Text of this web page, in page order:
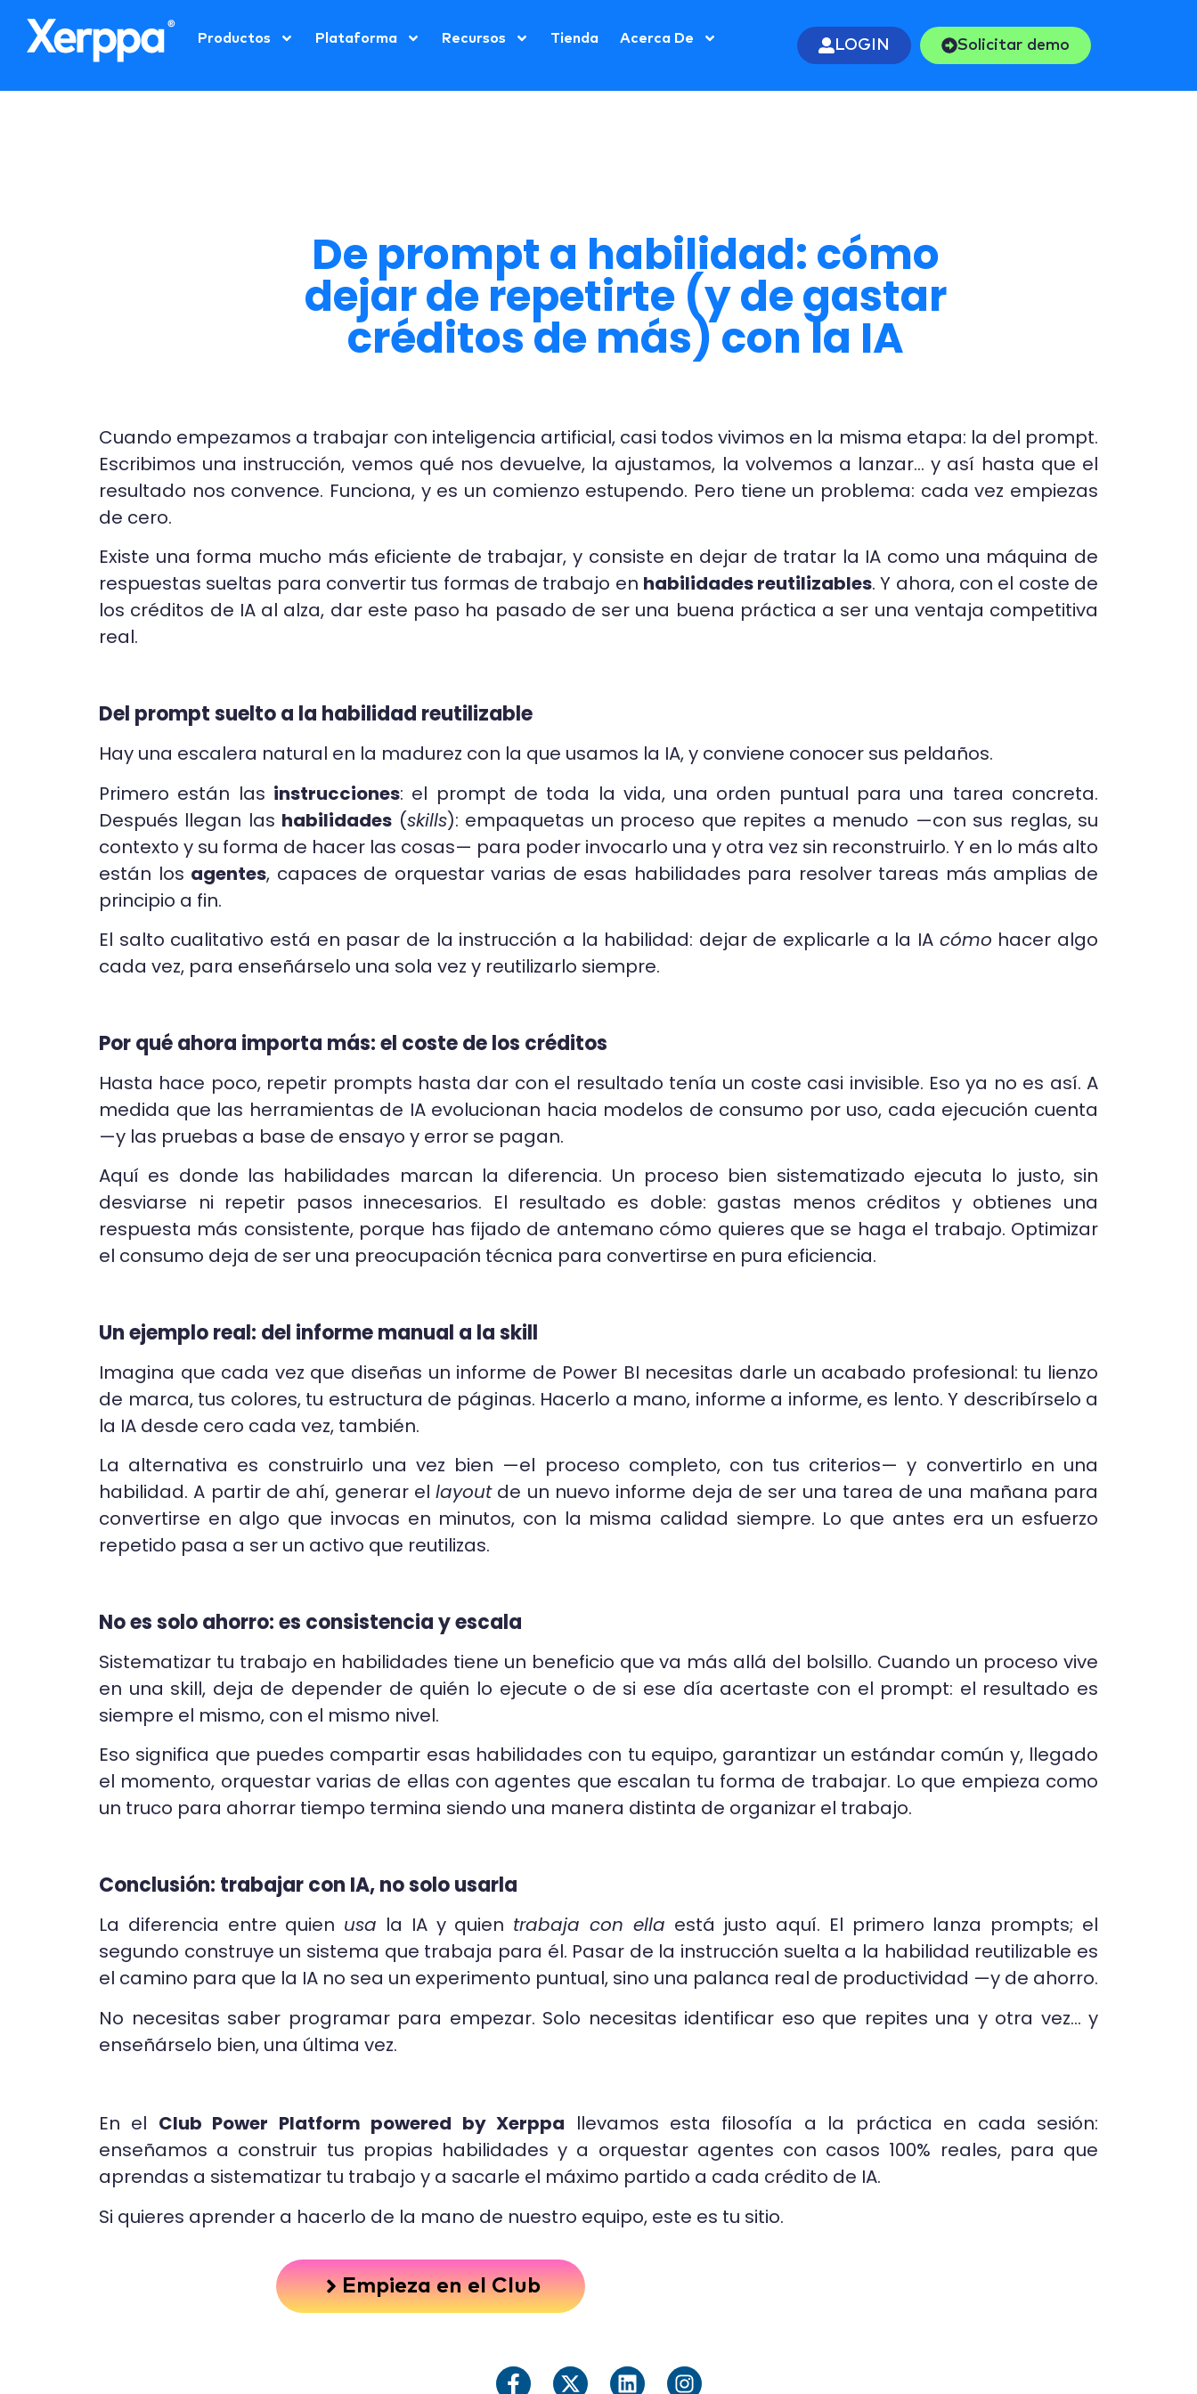
Productos Plataforma Recursos Tienda Acerca De LOGIN Solicitar demo
De prompt a habilidad: cómo
dejar de repetirte (y de gastar
créditos de más) con la IA
Cuando empezamos a trabajar con inteligencia artificial, casi todos vivimos en la misma etapa: la del prompt.
Escribimos una instrucción, vemos qué nos devuelve, la ajustamos, la volvemos a lanzar… y así hasta que el
resultado nos convence. Funciona, y es un comienzo estupendo. Pero tiene un problema: cada vez empiezas
de cero.
Existe una forma mucho más eficiente de trabajar, y consiste en dejar de tratar la IA como una máquina de
respuestas sueltas para convertir tus formas de trabajo en habilidades reutilizables. Y ahora, con el coste de
los créditos de IA al alza, dar este paso ha pasado de ser una buena práctica a ser una ventaja competitiva
real.
Del prompt suelto a la habilidad reutilizable
Hay una escalera natural en la madurez con la que usamos la IA, y conviene conocer sus peldaños.
Primero están las instrucciones: el prompt de toda la vida, una orden puntual para una tarea concreta.
Después llegan las habilidades (skills): empaquetas un proceso que repites a menudo —con sus reglas, su
contexto y su forma de hacer las cosas— para poder invocarlo una y otra vez sin reconstruirlo. Y en lo más alto
están los agentes, capaces de orquestar varias de esas habilidades para resolver tareas más amplias de
principio a fin.
El salto cualitativo está en pasar de la instrucción a la habilidad: dejar de explicarle a la IA cómo hacer algo
cada vez, para enseñárselo una sola vez y reutilizarlo siempre.
Por qué ahora importa más: el coste de los créditos
Hasta hace poco, repetir prompts hasta dar con el resultado tenía un coste casi invisible. Eso ya no es así. A
medida que las herramientas de IA evolucionan hacia modelos de consumo por uso, cada ejecución cuenta
—y las pruebas a base de ensayo y error se pagan.
Aquí es donde las habilidades marcan la diferencia. Un proceso bien sistematizado ejecuta lo justo, sin
desviarse ni repetir pasos innecesarios. El resultado es doble: gastas menos créditos y obtienes una
respuesta más consistente, porque has fijado de antemano cómo quieres que se haga el trabajo. Optimizar
el consumo deja de ser una preocupación técnica para convertirse en pura eficiencia.
Un ejemplo real: del informe manual a la skill
Imagina que cada vez que diseñas un informe de Power BI necesitas darle un acabado profesional: tu lienzo
de marca, tus colores, tu estructura de páginas. Hacerlo a mano, informe a informe, es lento. Y describírselo a
la IA desde cero cada vez, también.
La alternativa es construirlo una vez bien —el proceso completo, con tus criterios— y convertirlo en una
habilidad. A partir de ahí, generar ellayoutde un nuevo informe deja de ser una tarea de una mañana para
convertirse en algo que invocas en minutos, con la misma calidad siempre. Lo que antes era un esfuerzo
repetido pasa a ser un activo que reutilizas.
No es solo ahorro: es consistencia y escala
Sistematizar tu trabajo en habilidades tiene un beneficio que va más allá del bolsillo. Cuando un proceso vive
en una skill, deja de depender de quién lo ejecute o de si ese día acertaste con el prompt: el resultado es
siempre el mismo, con el mismo nivel.
Eso significa que puedes compartir esas habilidades con tu equipo, garantizar un estándar común y, llegado
el momento, orquestar varias de ellas con agentes que escalan tu forma de trabajar. Lo que empieza como
un truco para ahorrar tiempo termina siendo una manera distinta de organizar el trabajo.
Conclusión: trabajar con IA, no solo usarla
La diferencia entre quien usa la IA y quien trabaja con ella está justo aquí. El primero lanza prompts; el
segundo construye un sistema que trabaja para él. Pasar de la instrucción suelta a la habilidad reutilizable es
el camino para que la IA no sea un experimento puntual, sino una palanca real de productividad —y de ahorro.
No necesitas saber programar para empezar. Solo necesitas identificar eso que repites una y otra vez… y
enseñárselo bien, una última vez.
En el Club Power Platform powered by Xerppa llevamos esta filosofía a la práctica en cada sesión:
enseñamos a construir tus propias habilidades y a orquestar agentes con casos 100% reales, para que
aprendas a sistematizar tu trabajo y a sacarle el máximo partido a cada crédito de IA.
Si quieres aprender a hacerlo de la mano de nuestro equipo, este es tu sitio.
Empieza en el Club